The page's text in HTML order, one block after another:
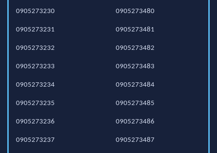
0905273230
0905273231
0905273232
0905273233
0905273234
0905273235
0905273236
0905273237
0905273480
0905273481
0905273482
0905273483
0905273484
0905273485
0905273486
0905273487